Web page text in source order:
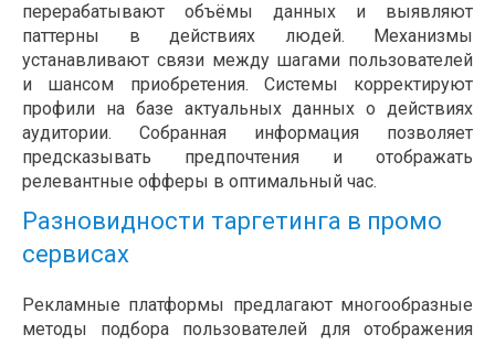
перерабатывают объёмы данных и выявляют
паттерны в действиях людей. Механизмы
устанавливают связи между шагами пользователей
и шансом приобретения. Системы корректируют
профили на базе актуальных данных о действиях
аудитории. Собранная информация позволяет
предсказывать предпочтения и отображать
релевантные офферы в оптимальный час.
Разновидности таргетинга в промо
сервисах
Рекламные платформы предлагают многообразные
методы подбора пользователей для отображения